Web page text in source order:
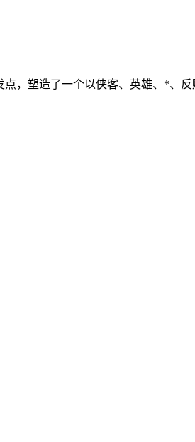
，塑造了一个以侠客、英雄、*、反